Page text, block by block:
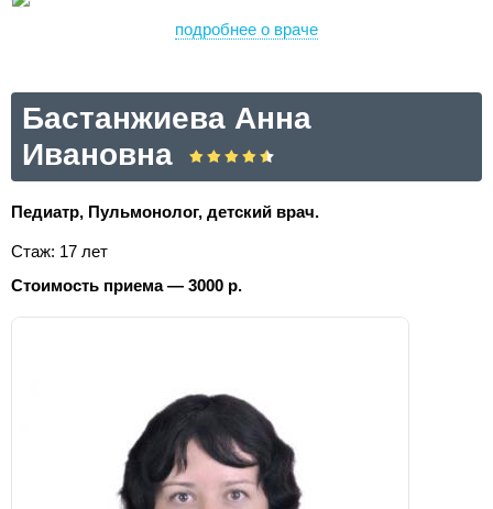
подробнее о враче
Бастанжиева Анна
Ивановна
Педиатр, Пульмонолог, детский врач.
Стаж: 17 лет
Стоимость приема — 3000 р.